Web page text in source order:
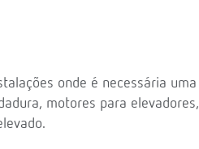
onde é necessária uma
motores para elevadores,